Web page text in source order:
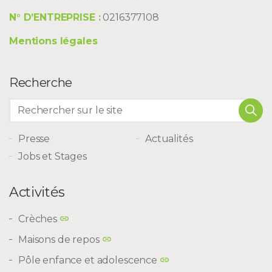
N° D’ENTREPRISE :0216377108
Mentions légales
Recherche
Presse
Actualités
Jobs et Stages
Activités
Crèches
Maisons de repos
Pôle enfance et adolescence